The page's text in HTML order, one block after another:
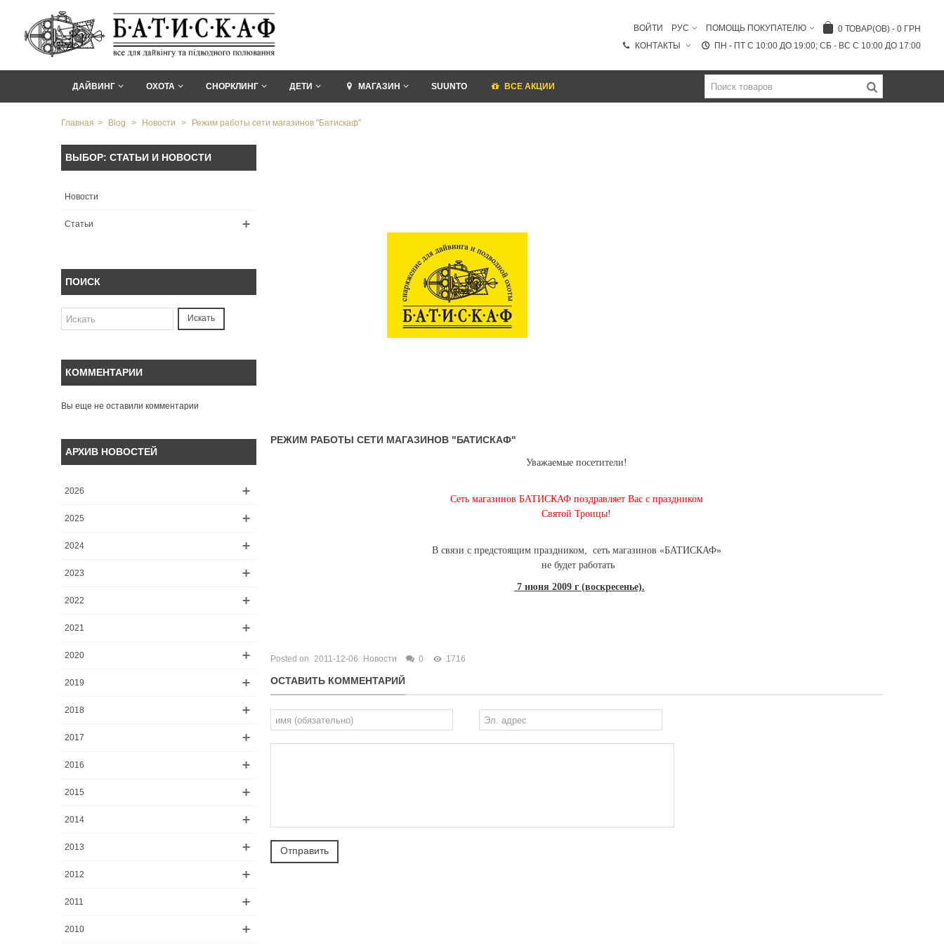
0 ТОВАР(ОВ) - 0 ГРН
ПОМОЩЬ ПОКУПАТЕЛЮ
РУС
ВОЙТИ
ПН - ПТ C 10:00 ДО 19:00; СБ - ВС С 10:00 ДО 17:00
КОНТАКТЫ
ДАЙВИНГ ОХОТА СНОРКЛИНГ ДЕТИ МАГАЗИН SUUNTO ВСЕ АКЦИИ
Главная > Blog > Новости > Режим работы сети магазинов "Батискаф"
ВЫБОР: СТАТЬИ И НОВОСТИ
Новости
Статьи
ПОИСК
Искать
КОММЕНТАРИИ
Вы еще не оставили комментарии
АРХИВ НОВОСТЕЙ
2026
2025
2024
2023
2022
2021
2020
2019
2018
2017
2016
2015
2014
2013
2012
2011
2010
РЕЖИМ РАБОТЫ СЕТИ МАГАЗИНОВ "БАТИСКАФ"
Уважаемые посетители!
Сеть магазинов БАТИСКАФ поздравляет Вас с праздником
Святой Троицы!
В связи с предстоящим праздником, сеть магазинов «БАТИСКАФ»
не будет работать
7 июня 2009 г (воскресенье).
Posted on 2011-12-06 Новости 0 1716
ОСТАВИТЬ КОММЕНТАРИЙ